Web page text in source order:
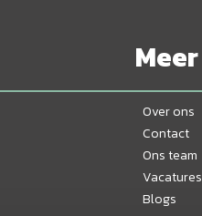
Meer
Over ons
Contact
Ons team
Vacatures
Blogs